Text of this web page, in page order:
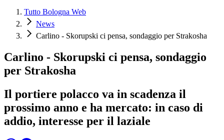
Tutto Bologna Web
News
Carlino - Skorupski ci pensa, sondaggio per Strakosha
Carlino - Skorupski ci pensa, sondaggio
per Strakosha
Il portiere polacco va in scadenza il
prossimo anno e ha mercato: in caso di
addio, interesse per il laziale